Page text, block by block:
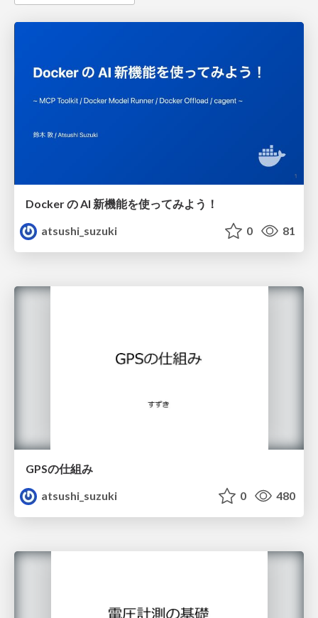
Docker の AI 新機能を使ってみよう！
atsushi_suzuki
0 81
GPSの仕組み
atsushi_suzuki
0 480